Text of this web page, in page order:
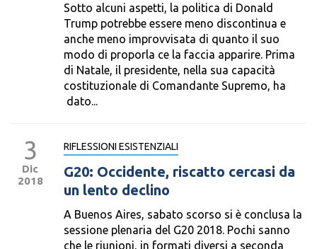
Sotto alcuni aspetti, la politica di Donald
Trump potrebbe essere meno discontinua e
anche meno improvvisata di quanto il suo
modo di proporla ce la faccia apparire. Prima
di Natale, il presidente, nella sua capacità
costituzionale di Comandante Supremo, ha
dato...
3
Dic
2018
RIFLESSIONI ESISTENZIALI
G20: Occidente, riscatto cercasi da
un lento declino
A Buenos Aires, sabato scorso si è conclusa la
sessione plenaria del G20 2018. Pochi sanno
che le riunioni, in formati diversi a seconda